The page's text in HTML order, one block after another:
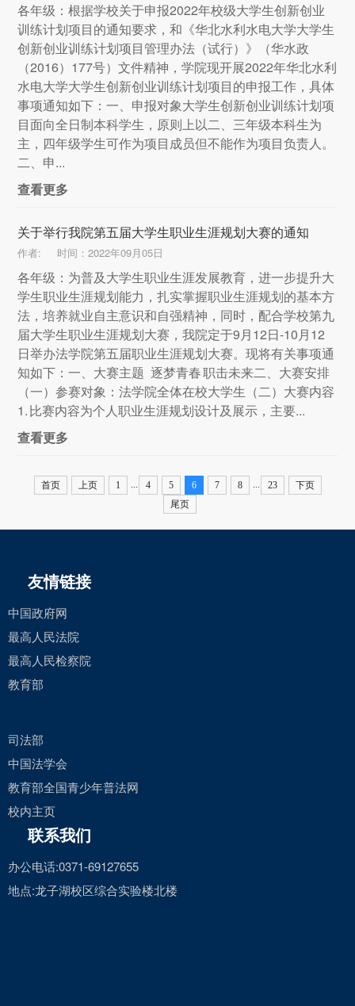
各年级：根据学校关于申报2022年校级大学生创新创业
训练计划项目的通知要求，和《华北水利水电大学大学生
创新创业训练计划项目管理办法（试行）》（华水政
（2016）177号）文件精神，学院现开展2022年华北水利
水电大学大学生创新创业训练计划项目的申报工作，具体
事项通知如下：一、申报对象大学生创新创业训练计划项
目面向全日制本科学生，原则上以二、三年级本科生为
主，四年级学生可作为项目成员但不能作为项目负责人。
二、申...
查看更多
关于举行我院第五届大学生职业生涯规划大赛的通知
作者: 时间：2022年09月05日
各年级：为普及大学生职业生涯发展教育，进一步提升大
学生职业生涯规划能力，扎实掌握职业生涯规划的基本方
法，培养就业自主意识和自强精神，同时，配合学校第九
届大学生职业生涯规划大赛，我院定于9月12日-10月12
日举办法学院第五届职业生涯规划大赛。现将有关事项通
知如下：一、大赛主题 逐梦青春 职击未来二、大赛安排
（一）参赛对象：法学院全体在校大学生（二）大赛内容
1. 比赛内容为个人职业生涯规划设计及展示，主要...
查看更多
首页 上页 1 ... 4 5 6 7 8 ... 23
下页
尾页
友情链接
中国政府网
最高人民法院
最高人民检察院
教育部
司法部
中国法学会
教育部全国青少年普法网
校内主页
联系我们
办公电话:0371-69127655
地点:龙子湖校区综合实验楼北楼